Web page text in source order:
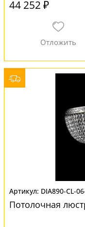
44 252 ₽
DIA890-CL-
Потолочная